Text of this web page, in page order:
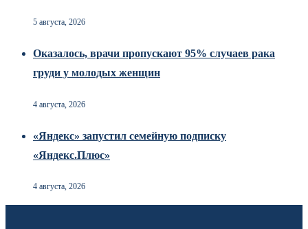
5 августа, 2026
Оказалось, врачи пропускают 95% случаев рака
груди у молодых женщин
4 августа, 2026
«Яндекс» запустил семейную подписку
«Яндекс.Плюс»
4 августа, 2026